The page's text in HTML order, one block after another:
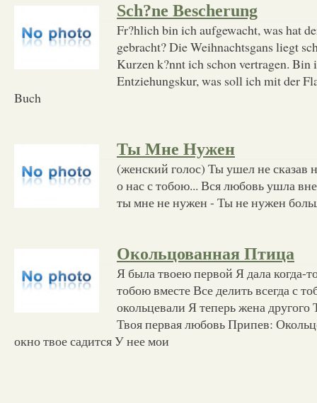
Sch?ne Bescherung
Fr?hlich bin ich aufgewacht, was hat
gebracht? Die Weihnachtsgans liegt
Kurzen k?nnt ich schon vertragen. Bin
Entziehungskur, was soll ich mit der
Buch
Ты Мне Нужен
(женский голос) Ты ушел не сказав
о нас с тобою... Вся любовь ушла
ты мне не нужен - Ты не нужен
Окольцованная Птица
Я была твоею первой Я дала когда-
тобою вместе Все делить всегда с
окольцевали Я теперь жена
Твоя первая любовь Припев:
окно твое садится У нее мои